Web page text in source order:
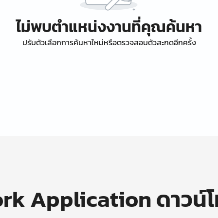
ไม่พบตำแหน่งงานที่คุณค้นหา
ปรับตัวเลือกการค้นหาใหม่หรือตรวจสอบตัวสะกดอีกครั้ง
Application ดาวน์